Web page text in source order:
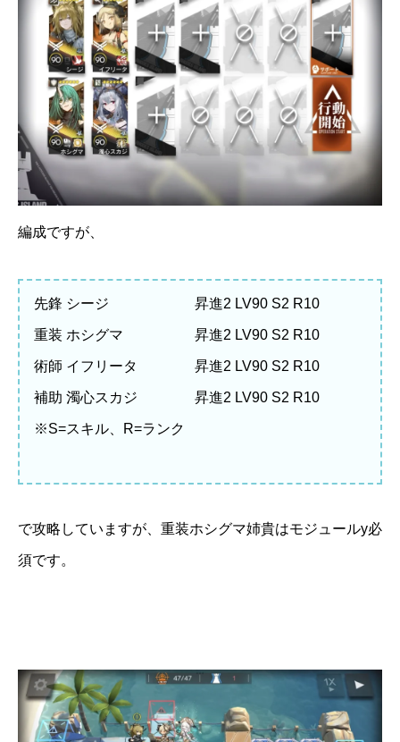
編成ですが、
先鋒 シージ 昇進2 LV90 S2 R10
重装 ホシグマ 昇進2 LV90 S2 R10
術師 イフリータ 昇進2 LV90 S2 R10
補助 濁心スカジ 昇進2 LV90 S2 R10
※S=スキル、R=ランク
で攻略していますが、重装ホシグマ姉貴はモジュールy必
須です。